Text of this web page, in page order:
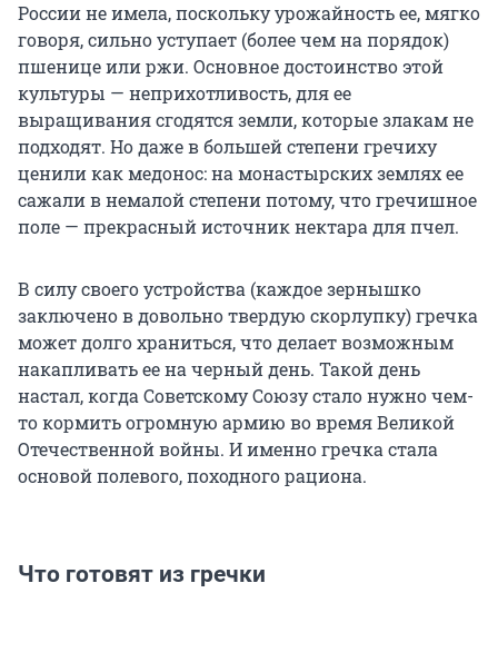
России не имела, поскольку урожайность ее, мягко
говоря, сильно уступает (более чем на порядок)
пшенице или ржи. Основное достоинство этой
культуры — неприхотливость, для ее
выращивания сгодятся земли, которые злакам не
подходят. Но даже в большей степени гречиху
ценили как медонос: на монастырских землях ее
сажали в немалой степени потому, что гречишное
поле — прекрасный источник нектара для пчел.
В силу своего устройства (каждое зернышко
заключено в довольно твердую скорлупку) гречка
может долго храниться, что делает возможным
накапливать ее на черный день. Такой день
настал, когда Советскому Союзу стало нужно чем-
то кормить огромную армию во время Великой
Отечественной войны. И именно гречка стала
основой полевого, походного рациона.
Что готовят из гречки